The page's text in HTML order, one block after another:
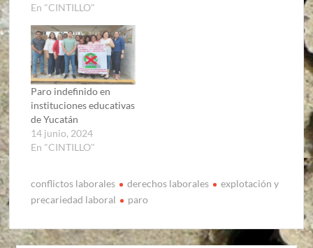
En "CINTILLO"
Paro indefinido en
instituciones educativas
de Yucatán
14 junio, 2024
En "CINTILLO"
conflictos laborales derechos laborales
explotación y
precariedad laboral
paro